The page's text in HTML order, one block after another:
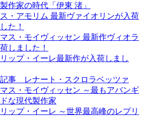
作家の時代「伊東 渚」
・アモリム 最新ヴァイオリンが入荷
た！
マス・モイヴィッセン 最新作ヴィオラ
しました！
ップ・イーレ最新作が入荷しまし
事 レナート・スクロラベッツァ
マス・モイヴィッセン ～最もアバンギ
な現代製作家
ップ・イーレ ～世界最高峰のレプリ